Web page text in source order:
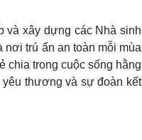
và xây dựng các Nhà sinh
trú ẩn an toàn mỗi mùa
chia trong cuộc sống hằng
thương và sự đoàn kết